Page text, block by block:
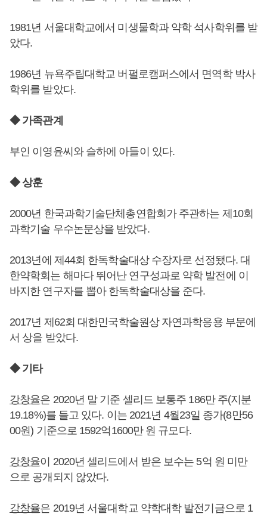
1981년 서울대학교에서 미생물학과 약학 석사학위를 받
았다.
1986년 뉴욕주립대학교 버펄로캠퍼스에서 면역학 박사
학위를 받았다.
◆ 가족관계
부인 이영윤씨와 슬하에 아들이 있다.
◆ 상훈
2000년 한국과학기술단체총연합회가 주관하는 제10회
과학기술 우수논문상을 받았다.
2013년에 제44회 한독학술대상 수장자로 선정됐다. 대
한약학회는 해마다 뛰어난 연구성과로 약학 발전에 이
바지한 연구자를 뽑아 한독학술대상을 준다.
2017년 제62회 대한민국학술원상 자연과학응용 부문에
서 상을 받았다.
◆ 기타
강창율은 2020년 말 기준 셀리드 보통주 186만 주(지분
19.18%)를 들고 있다. 이는 2021년 4월23일 종가(8만56
00원) 기준으로 1592억1600만 원 규모다.
강창율이 2020년 셀리드에서 받은 보수는 5억 원 미만
으로 공개되지 않았다.
강창율은 2019년 서울대학교 약학대학 발전기금으로 1